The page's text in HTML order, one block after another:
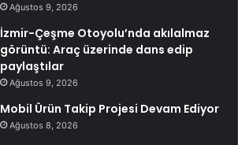
Ağustos 9, 2026
İzmir-Çeşme Otoyolu’nda akılalmaz
görüntü: Araç üzerinde dans edip
paylaştılar
Ağustos 9, 2026
Mobil Ürün Takip Projesi Devam Ediyor
Ağustos 8, 2026